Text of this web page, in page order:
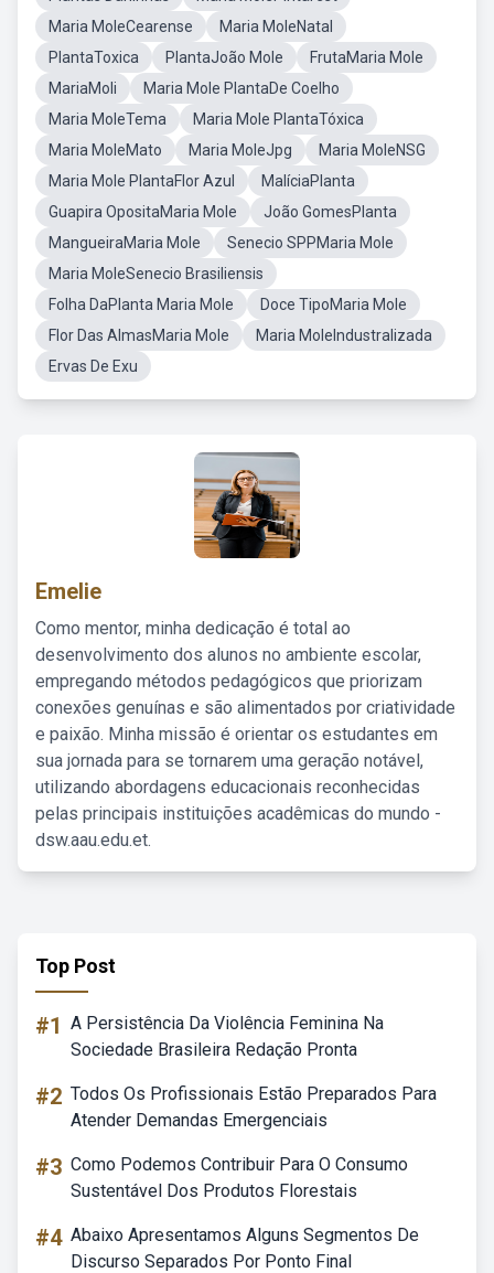
Maria MoleCearense
Maria MoleNatal
PlantaToxica
PlantaJoão Mole
FrutaMaria Mole
MariaMoli
Maria Mole PlantaDe Coelho
Maria MoleTema
Maria Mole PlantaTóxica
Maria MoleMato
Maria MoleJpg
Maria MoleNSG
Maria Mole PlantaFlor Azul
MalíciaPlanta
Guapira OpositaMaria Mole
João GomesPlanta
MangueiraMaria Mole
Senecio SPPMaria Mole
Maria MoleSenecio Brasiliensis
Folha DaPlanta Maria Mole
Doce TipoMaria Mole
Flor Das AlmasMaria Mole
Maria MoleIndustralizada
Ervas De Exu
Emelie
Como mentor, minha dedicação é total ao
desenvolvimento dos alunos no ambiente escolar,
empregando métodos pedagógicos que priorizam
conexões genuínas e são alimentados por criatividade
e paixão. Minha missão é orientar os estudantes em
sua jornada para se tornarem uma geração notável,
utilizando abordagens educacionais reconhecidas
pelas principais instituições acadêmicas do mundo -
dsw.aau.edu.et.
Top Post
#1 A Persistência Da Violência Feminina Na
Sociedade Brasileira Redação Pronta
#2 Todos Os Profissionais Estão Preparados Para
Atender Demandas Emergenciais
#3 Como Podemos Contribuir Para O Consumo
Sustentável Dos Produtos Florestais
#4 Abaixo Apresentamos Alguns Segmentos De
Discurso Separados Por Ponto Final